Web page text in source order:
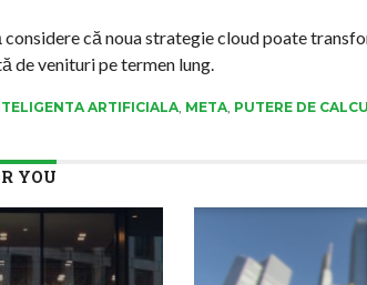
că noua strategie cloud poate
de venituri pe termen lung.
ARTIFICIALA, META, PUTERE DE
YOU